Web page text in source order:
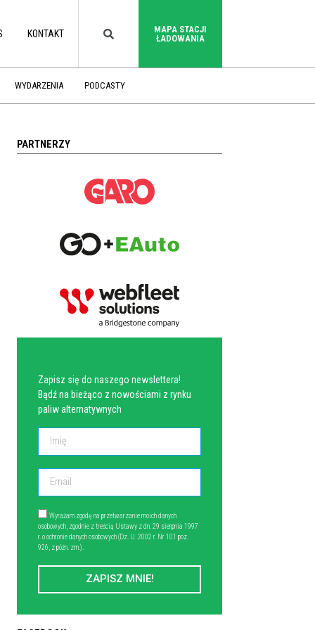
KONTAKT
MAPA STACJI
ŁADOWANIA
WYDARZENIA PODCASTY
PARTNERZY
Zapisz się do naszego newslettera!
Bądź na bieżąco z nowościami z rynku
paliw alternatywnych
Wyrażam zgodę na przetwarzanie moich danych
osobowych, zgodnie z treścią Ustawy z dn. 29 sierpnia 1997
r. o ochronie danych osobowych (Dz. U. 2002 r. Nr 101 poz.
926, z późn. zm.).
ZAPISZ MNIE!